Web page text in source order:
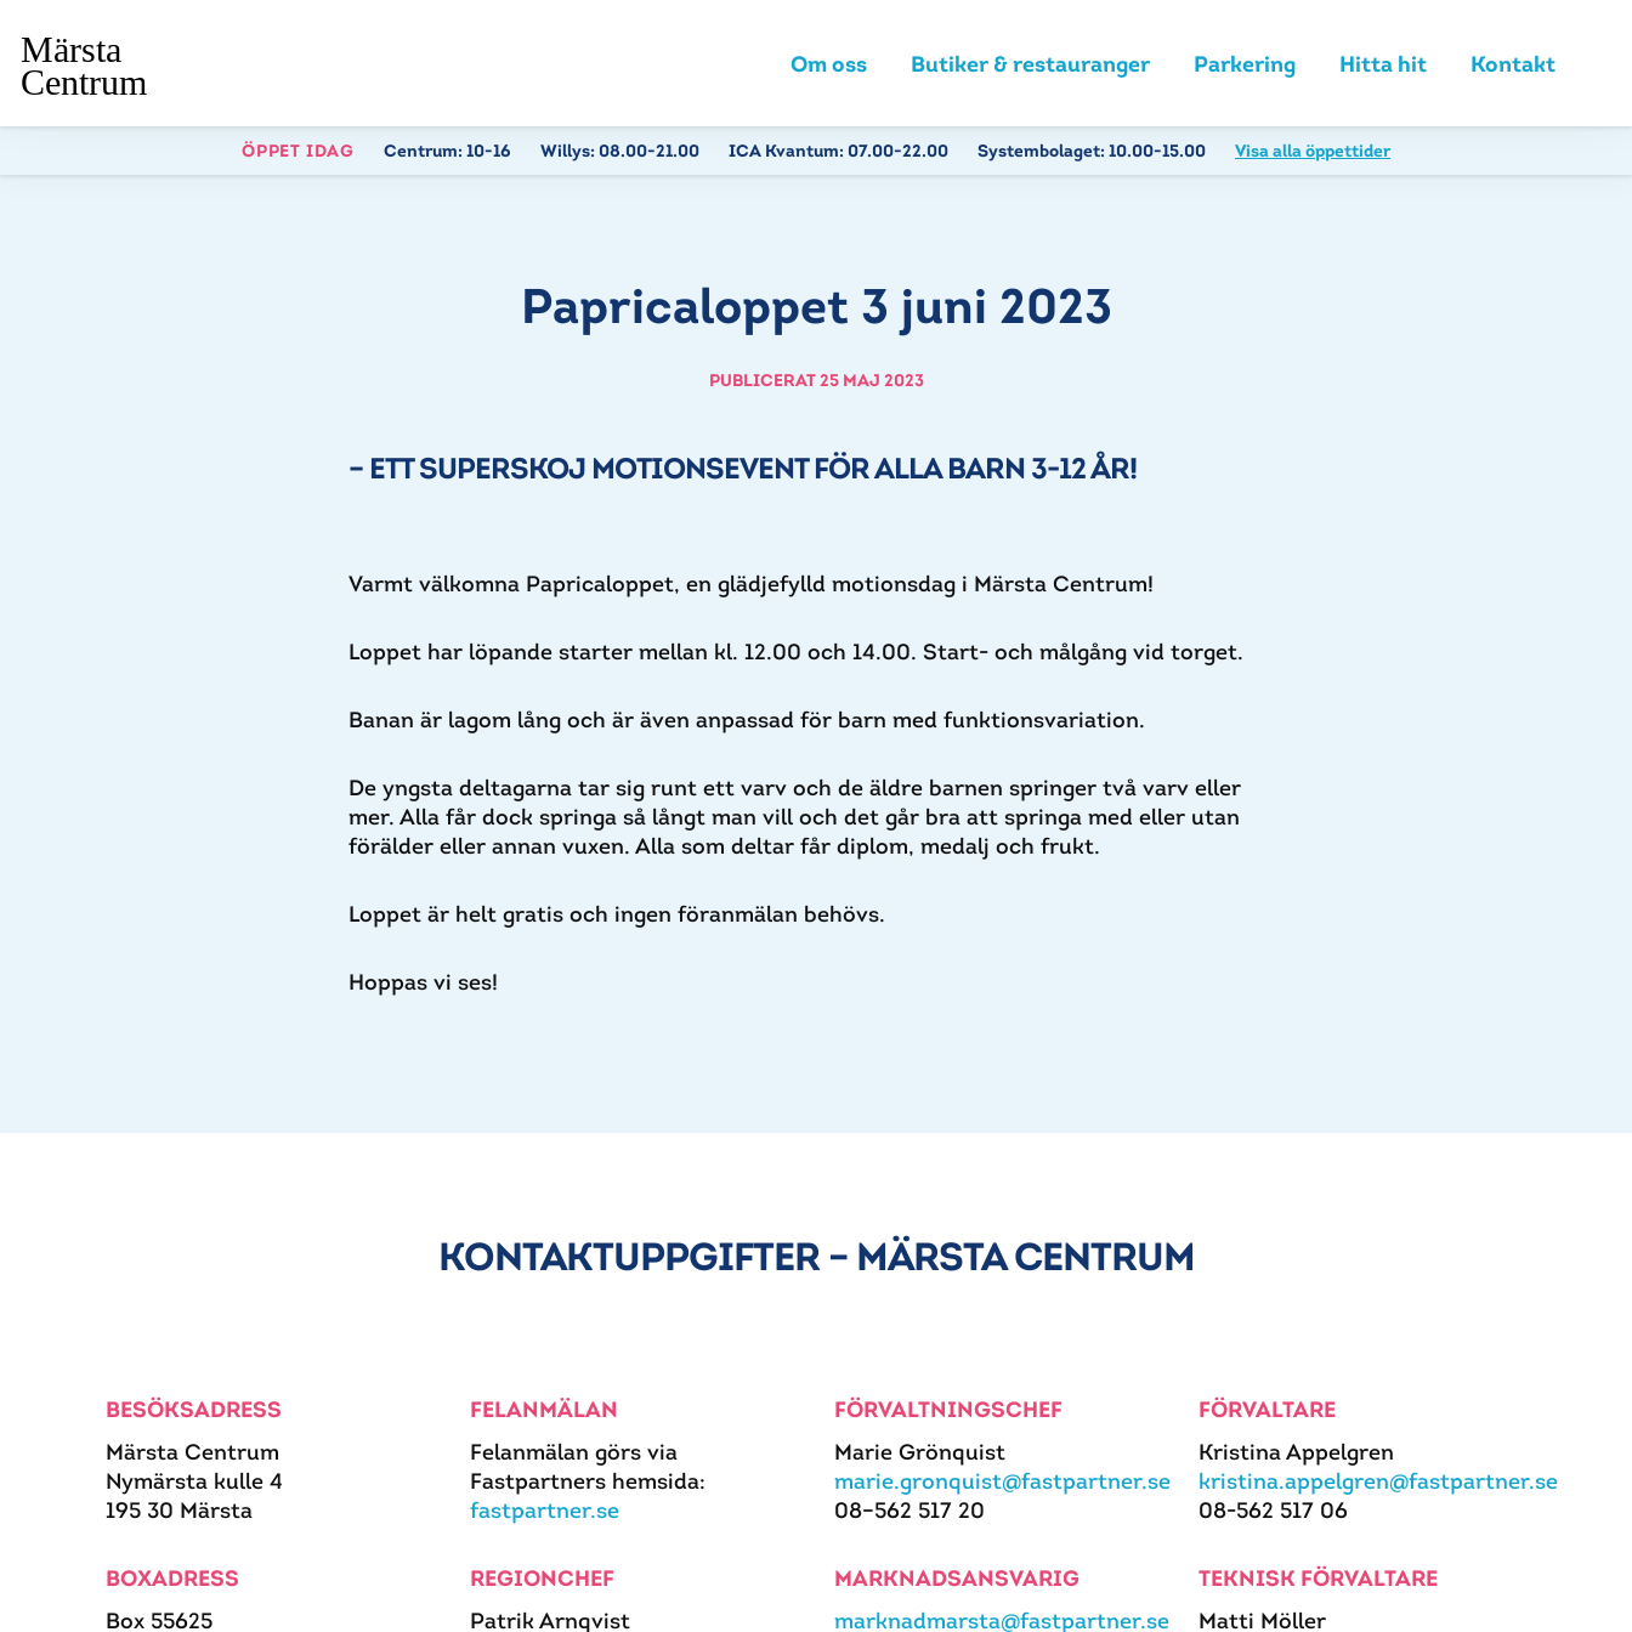
Om oss Butiker & restauranger Parkering Hitta hit Kontakt
ÖPPET IDAG Centrum: 10-16 Willys: 08.00-21.00 ICA Kvantum: 07.00-22.00 Systembolaget: 10.00-15.00 Visa alla öppettider
Papricaloppet 3 juni 2023
PUBLICERAT 25 MAJ 2023
– ETT SUPERSKOJ MOTIONSEVENT FÖR ALLA BARN 3-12 ÅR!
Varmt välkomna Papricaloppet, en glädjefylld motionsdag i Märsta Centrum!
Loppet har löpande starter mellan kl. 12.00 och 14.00. Start- och målgång vid torget.
Banan är lagom lång och är även anpassad för barn med funktionsvariation.
De yngsta deltagarna tar sig runt ett varv och de äldre barnen springer två varv eller
mer. Alla får dock springa så långt man vill och det går bra att springa med eller utan
förälder eller annan vuxen. Alla som deltar får diplom, medalj och frukt.
Loppet är helt gratis och ingen föranmälan behövs.
Hoppas vi ses!
KONTAKTUPPGIFTER – MÄRSTA CENTRUM
BESÖKSADRESS
Märsta Centrum
Nymärsta kulle 4
195 30 Märsta
BOXADRESS
Box 55625
FELANMÄLAN
Felanmälan görs via
Fastpartners hemsida:
fastpartner.se
REGIONCHEF
Patrik Arnqvist
FÖRVALTNINGSCHEF
Marie Grönquist
marie.gronquist@fastpartner.se
08–562 517 20
MARKNADSANSVARIG
marknadmarsta@fastpartner.se
FÖRVALTARE
Kristina Appelgren
kristina.appelgren@fastpartner.se
08-562 517 06
TEKNISK FÖRVALTARE
Matti Möller